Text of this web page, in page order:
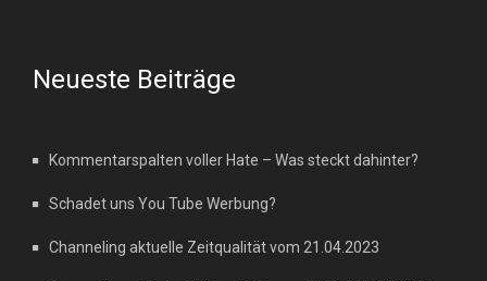
Neueste Beiträge
Kommentarspalten voller Hate – Was steckt dahinter?
Schadet uns You Tube Werbung?
Channeling aktuelle Zeitqualität vom 21.04.2023